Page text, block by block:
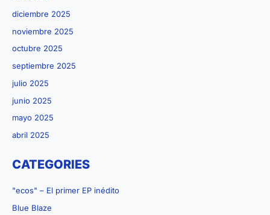
diciembre 2025
noviembre 2025
octubre 2025
septiembre 2025
julio 2025
junio 2025
mayo 2025
abril 2025
CATEGORIES
"ecos" – El primer EP inédito
Blue Blaze